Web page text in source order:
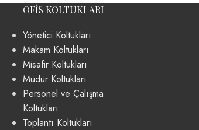
OFIS KOLTUKLARI
Yönetici Koltukları
Makam Koltukları
Misafir Koltukları
Müdür Koltukları
Personel ve Çalışma
Koltukları
Toplantı Koltukları